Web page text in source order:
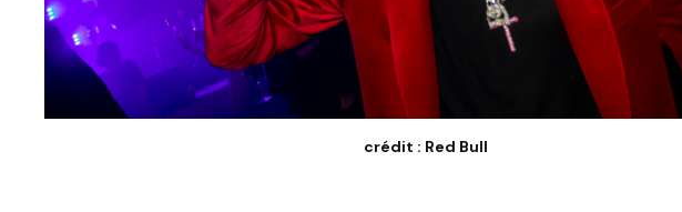
crédit : Red Bull